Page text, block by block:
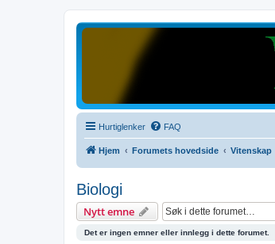
Hurtiglenker FAQ
Hjem Forumets hovedside Vitenskap
Biologi
Nytt emne
Det er ingen emner eller innlegg i dette forumet.